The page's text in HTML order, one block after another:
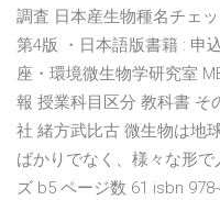
調査 日本産生物種名チェ
第4版 ・日本語版書籍 : 申
座・環境微生物学研究室
報 授業科目区分 教科書 そ
社 緒方武比古 微生物は地
ばかりでなく、様々な形
ズ b5 ページ数 61 isbn